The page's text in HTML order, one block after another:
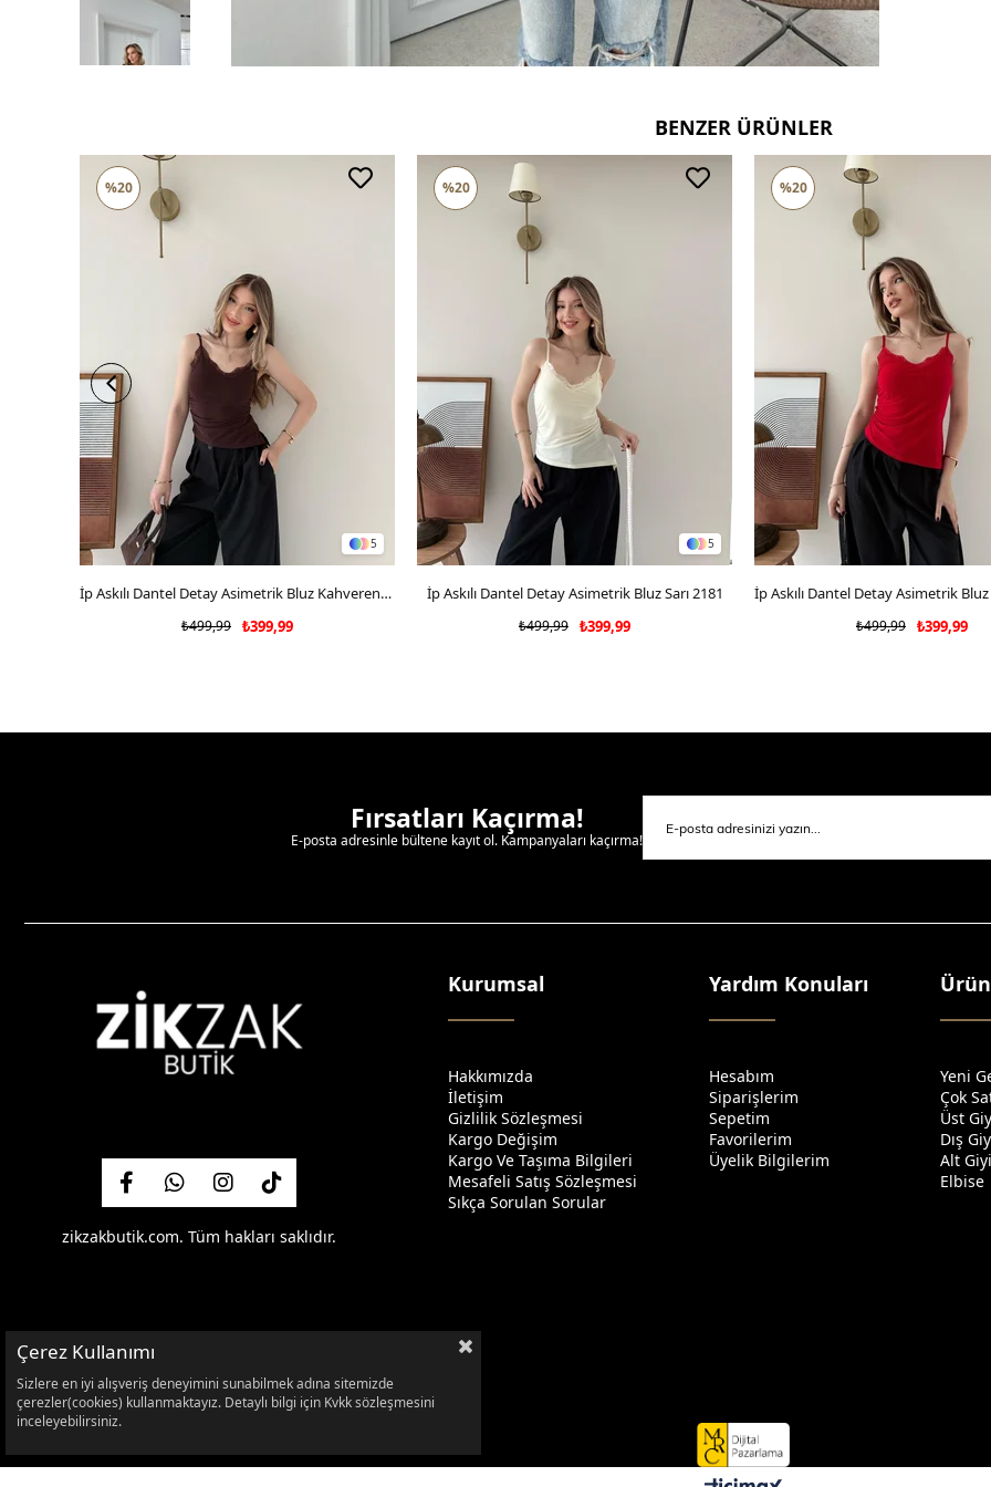
BENZER ÜRÜNLER
5
SEPETE EKLE
İp Askılı Dantel Detay Asimetrik Bluz Kahverengi 2181
₺399,99
₺499,99
%20
5
SEPETE EKLE
İp Askılı Dantel Detay Asimetrik Bluz Sarı 2181
₺399,99
₺499,99
%20
SEPETE EKLE
₺399,99
₺499,99
%20
Fırsatları Kaçırma!
E-posta adresinle bültene kayıt ol. Kampanyaları kaçırma!
zikzakbutik.com. Tüm hakları saklıdır.
Kurumsal
Hakkımızda
İletişim
Gizlilik Sözleşmesi
Kargo Değişim
Kargo Ve Taşıma Bilgileri
Mesafeli Satış Sözleşmesi
Sıkça Sorulan Sorular
Yardım Konuları
Hesabım
Siparişlerim
Sepetim
Favorilerim
Üyelik Bilgilerim
Yeni
Çok
Üst
Dış
Alt
Elbise
Çerez Kullanımı
Sizlere en iyi alışveriş deneyimini sunabilmek adına sitemizde
çerezler(cookies) kullanmaktayız. Detaylı bilgi için Kvkk sözleşmesini
inceleyebilirsiniz.